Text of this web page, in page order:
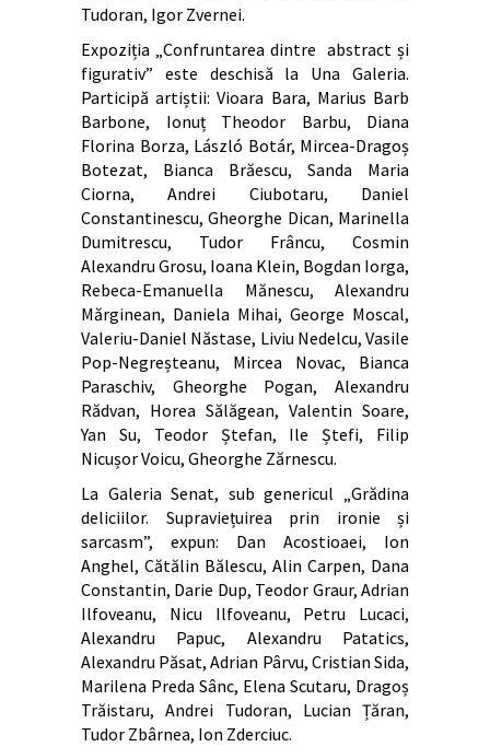
Tudoran, Igor Zvernei.
Expoziția „Confruntarea dintre abstract și
figurativ” este deschisă la Una Galeria.
Participă artiștii: Vioara Bara, Marius Barb
Barbone, Ionuț Theodor Barbu, Diana
Florina Borza, László Botár, Mircea-Dragoș
Botezat, Bianca Brăescu, Sanda Maria
Ciorna, Andrei Ciubotaru, Daniel
Constantinescu, Gheorghe Dican, Marinella
Dumitrescu, Tudor Frâncu, Cosmin
Alexandru Grosu, Ioana Klein, Bogdan Iorga,
Rebeca-Emanuella Mănescu, Alexandru
Mărginean, Daniela Mihai, George Moscal,
Valeriu-Daniel Năstase, Liviu Nedelcu, Vasile
Pop-Negreșteanu, Mircea Novac, Bianca
Paraschiv, Gheorghe Pogan, Alexandru
Rădvan, Horea Sălăgean, Valentin Soare,
Yan Su, Teodor Ștefan, Ile Ștefi, Filip
Nicușor Voicu, Gheorghe Zărnescu.
La Galeria Senat, sub genericul „Grădina
deliciilor. Supraviețuirea prin ironie și
sarcasm”, expun: Dan Acostioaei, Ion
Anghel, Cătălin Bălescu, Alin Carpen, Dana
Constantin, Darie Dup, Teodor Graur, Adrian
Ilfoveanu, Nicu Ilfoveanu, Petru Lucaci,
Alexandru Papuc, Alexandru Patatics,
Alexandru Păsat, Adrian Pârvu, Cristian Sida,
Marilena Preda Sânc, Elena Scutaru, Dragoș
Trăistaru, Andrei Tudoran, Lucian Țăran,
Tudor Zbârnea, Ion Zderciuc.